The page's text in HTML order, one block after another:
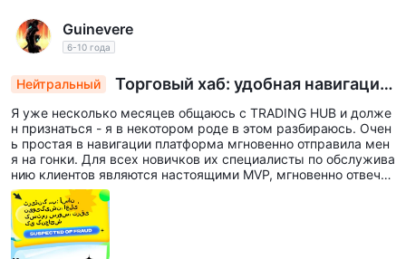
Guinevere
6-10 года
Нейтральный
Торговый хаб: удобная навигация,
высокий уровень обслуживания клиентов, воз
можности для роста
Я уже несколько месяцев общаюсь с TRADING HUB и долже
н признаться - я в некотором роде в этом разбираюсь. Очен
ь простая в навигации платформа мгновенно отправила мен
я на гонки. Для всех новичков их специалисты по обслужива
нию клиентов являются настоящими MVP, мгновенно отвечая
на все нестандартные вопросы. Однако это не только радуг
и и единороги. Мне бы хотелось, чтобы они добавили больше
торговых инструментов, чтобы немного оживить ситуацию, н
о, эй, это крепкая лошадь для торгового путешествия!